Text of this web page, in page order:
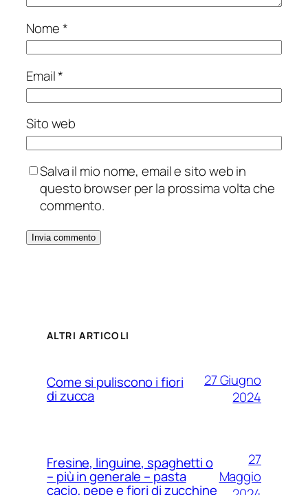
Nome*
Email*
Sito web
Salva il mio nome, email e sito web in
questo browser per la prossima volta che
commento.
ALTRI ARTICOLI
Come si puliscono i fiori
di zucca
27 Giugno
2024
Fresine, linguine, spaghetti o
– più in generale – pasta
cacio, pepe e fiori di zucchine
27
Maggio